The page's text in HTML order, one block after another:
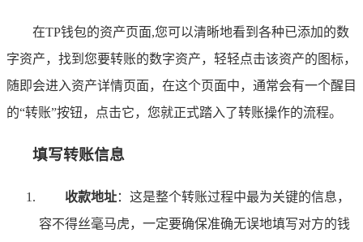
在TP钱包的资产页面,您可以清晰地看到各种已添加的数
字资产，找到您要转账的数字资产，轻轻点击该资产的图标，
随即会进入资产详情页面，在这个页面中，通常会有一个醒目
的“转账”按钮，点击它，您就正式踏入了转账操作的流程。
填写转账信息
收款地址：这是整个转账过程中最为关键的信息，
容不得丝毫马虎，一定要确保准确无误地填写对方的钱